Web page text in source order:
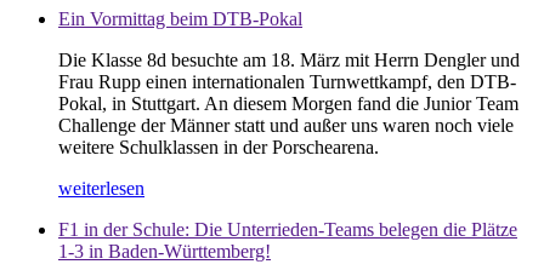
Ein Vormittag beim DTB-Pokal
Die Klasse 8d besuchte am 18. März mit Herrn Dengler und
Frau Rupp einen internationalen Turnwettkampf, den DTB-
Pokal, in Stuttgart. An diesem Morgen fand die Junior Team
Challenge der Männer statt und außer uns waren noch viele
weitere Schulklassen in der Porschearena.
weiterlesen
F1 in der Schule: Die Unterrieden-Teams belegen die Plätze
1-3 in Baden-Württemberg!